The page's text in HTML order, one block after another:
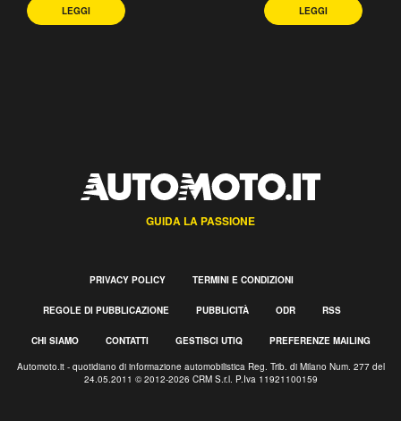
LEGGI LEGGI
GUIDA LA PASSIONE
PRIVACY POLICY TERMINI E CONDIZIONI
REGOLE DI PUBBLICAZIONE PUBBLICITÀ ODR RSS
CHI SIAMO CONTATTI GESTISCI UTIQ PREFERENZE MAILING
Automoto.it - quotidiano di informazione automobilistica Reg. Trib. di Milano Num. 277 del
24.05.2011 © 2012-2026 CRM S.r.l. P.Iva 11921100159